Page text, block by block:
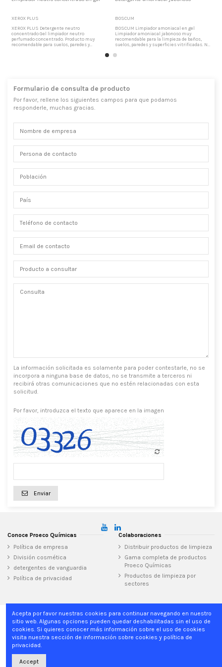
XEROX PLUS
XEROX PLUS Detergente neutro
concentrado Gel limpiador neutro
perfumado concentrado. Producto muy
recomendable para suelos, paredes y
BOSCUM
BOSCUM Limpiador amoniacal en gel
Limpiador amoniacal jabonoso muy
recomendable para la limpieza de baños,
suelos, paredes y superficies vitrificadas. No
a fondo. Limpieza amoniacal Detergente
Formulario de consulta de producto
Por favor, rellene los siguientes campos para que podamos
responderle, muchas gracias.
La información solicitada es solamente para poder contestarle, no se
incorpora a ninguna base de datos, no se transmite a terceros ni
recibirá otras comunicaciones que no estén relacionadas con esta
solicitud.
Por favor, introduzca el texto que aparece en la imagen
Enviar
Conoce Proeco Químicas
Política de empresa
División cosmética
detergentes de vanguardia
Política de privacidad
Colaboraciones
Distribuir productos de limpieza
Gama completa de productos
Proeco Químicas
Productos de limpieza por
sectores
Proeco Químicas
+34 937 15 04 02
Acepta por favor nuestras cookies para continuar navegando en nuestro
sitio web. Algunas opciones pueden quedar deshabilitadas sin el uso de
cookies. Si quieres conocer más información sobre el uso de cookies
visita nuestra sección de información sobre cookies y política de
privacidad.
Accept